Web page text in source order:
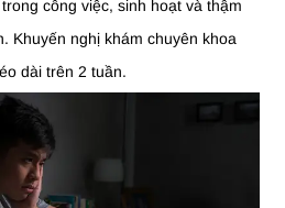
công việc, sinh hoạt và thậm
Khuyến nghị khám chuyên khoa
dài trên 2 tuần.